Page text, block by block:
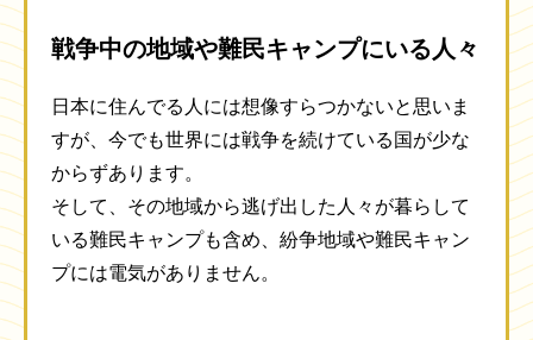
戦争中の地域や難民キャンプにいる人々
日本に住んでる人には想像すらつかないと思いま
すが、今でも世界には戦争を続けている国が少な
からずあります。
そして、その地域から逃げ出した人々が暮らして
いる難民キャンプも含め、紛争地域や難民キャン
プには電気がありません。